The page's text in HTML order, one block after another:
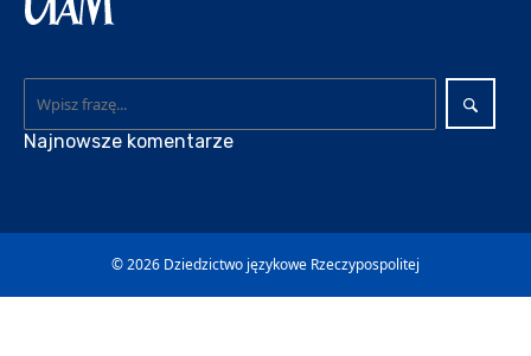
Najnowsze komentarze
© 2026 Dziedzictwo językowe Rzeczypospolitej